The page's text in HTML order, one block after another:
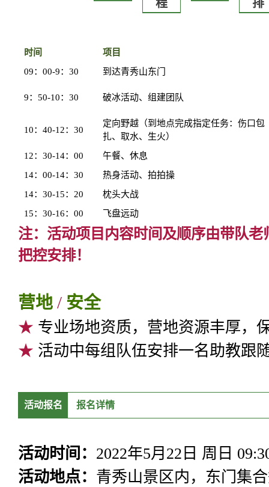
程
排
时间
项目
09：00-9：30
到达青秀山东门
9：50-10：30 破冰活动、组建团队
10：40-12：30
定向野越（到地点完成指定任务：伤口包
扎、取水、生火）
12：30-14：00
午餐、休息
14：00-14：30
热身活动、拍拍操
14：30-15：20
枕头大战
15：30-16：00
飞盘远动
注：活动项目内容时间及顺序由带队
把控安排！
营地 / 安全
★ 专业场地资质，营地资源丰厚，
★ 活动中每组队伍安排一名助教跟
活动报名 报名详情
活动时间： 2022年5月22日 周日
活动地点： 青秀山景区内，东门集